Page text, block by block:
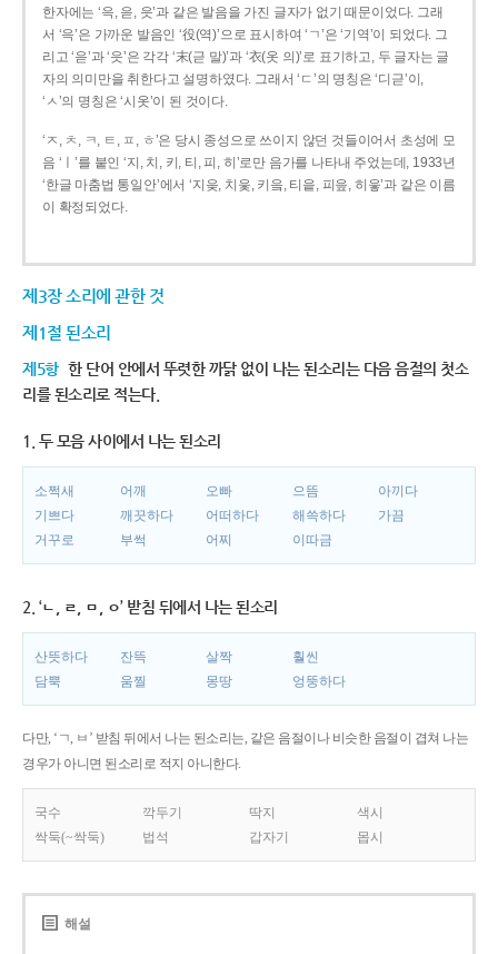
한자에는 ‘윽, 읃, 읏’과 같은 발음을 가진 글자가 없기 때문이었다. 그래
서 ‘윽’은 가까운 발음인 ‘役(역)’으로 표시하여 ‘ㄱ’은 ‘기역’이 되었다. 그
리고 ‘읃’과 ‘읏’은 각각 ‘末(귿 말)’과 ‘衣(옷 의)’로 표기하고, 두 글자는 글
자의 의미만을 취한다고 설명하였다. 그래서 ‘ㄷ’의 명칭은 ‘디귿’이,
‘ㅅ’의 명칭은 ‘시옷’이 된 것이다.
‘ㅈ, ㅊ, ㅋ, ㅌ, ㅍ, ㅎ’은 당시 종성으로 쓰이지 않던 것들이어서 초성에 모
음 ‘ㅣ’를 붙인 ‘지, 치, 키, 티, 피, 히’로만 음가를 나타내 주었는데, 1933년
‘한글 마춤법 통일안’에서 ‘지읒, 치읓, 키읔, 티읕, 피읖, 히읗’과 같은 이름
이 확정되었다.
제3장 소리에 관한 것
제1절 된소리
제5항 한 단어 안에서 뚜렷한 까닭 없이 나는 된소리는 다음 음절의 첫소
리를 된소리로 적는다.
1. 두 모음 사이에서 나는 된소리
소쩍새 어깨 오빠 으뜸
아끼다
기쁘다
깨끗하다 어떠하다 해쓱하다
가끔
거꾸로
부썩 어찌 이따금
2. ‘ㄴ, ㄹ, ㅁ, ㅇ’ 받침 뒤에서 나는 된소리
산뜻하다 잔뜩 살짝
훨씬
담뿍
움찔 몽땅 엉뚱하다
다만, ‘ㄱ, ㅂ’ 받침 뒤에서 나는 된소리는, 같은 음절이나 비슷한 음절이 겹쳐 나는
경우가 아니면 된소리로 적지 아니한다.
국수 깍두기 딱지
색시
싹둑(~싹둑)
법석 갑자기 몹시
해설